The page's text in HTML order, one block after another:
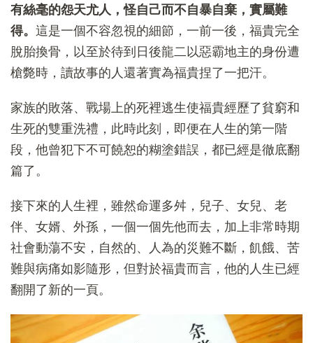
有絲毫的怨天尤人，怪自己而不自暴自棄，實屬難
得。 這是一個不容忽視的細節，一前一後，福貴完全
脫胎換骨，以至於待到日後龍二以惡霸地主的身份遭
槍斃時，讀故事的人還著實為福貴捏了一把汗。
家族的敗落、戰場上的死裡逃生使福貴經歷了貧窮和
生死的雙重洗禮，此時此刻，即便在人生的第一階
段，他曾犯下不可饒恕的糊塗錯誤，都已經是徹底翻
篇了。
接下來的人生裡，雖然命運多舛，兒子、女兒、老
伴、女婿、外孫，一個一個先他而去，加上非常時期
社會動蕩不安，自然的、人為的災難不斷，飢餓、苦
難與病痛如影隨形，但對於福貴而言，他的人生已經
翻開了新的一頁。